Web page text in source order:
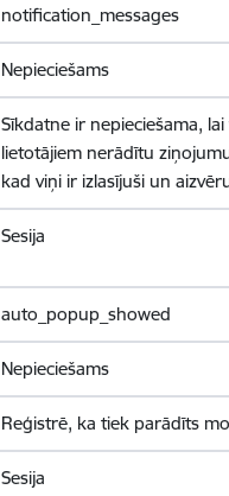
notification_messages
Nepieciešams
Sīkdatne ir nepieciešama, lai
lietotājiem nerādītu
kad viņi ir izlasījuši un
Sesija
auto_popup_showed
Nepieciešams
Reģistrē, ka tiek parādīts
Sesija